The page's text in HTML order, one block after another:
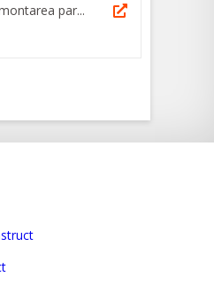
par...